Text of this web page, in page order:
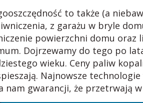
to także (a
z garażu w bryle
powierzchni domu oraz
Dojrzewamy do tego po
wieku. Ceny paliw
Najnowsze
nam gwarancji, że przetrwają